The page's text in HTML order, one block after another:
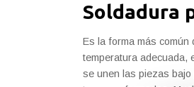
Soldadura
Es la forma más común
temperatura adecuada,
se unen las piezas